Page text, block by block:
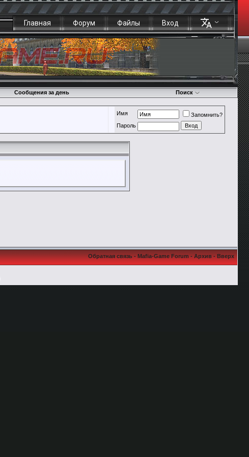
Главная Форум Файлы Вход
Сообщения за день Поиск
Имя
Запомнить?
Пароль
Обратная связь-Mafia-Game Forum-Архив-Вверх